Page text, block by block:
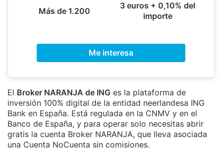
Más de 1.200
3 euros + 0,10% del
importe
Me interesa
El Broker NARANJA de ING es la plataforma de
inversión 100% digital de la entidad neerlandesa ING
Bank en España. Está regulada en la CNMV y en el
Banco de España, y para operar solo necesitas abrir
gratis la cuenta Broker NARANJA, que lleva asociada
una Cuenta NoCuenta sin comisiones.